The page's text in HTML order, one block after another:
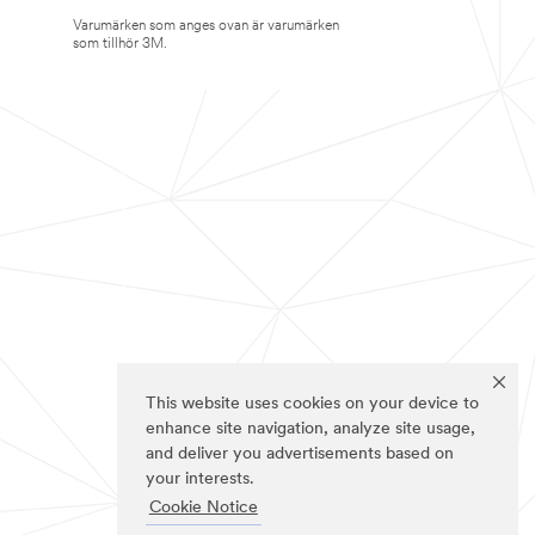
This website uses cookies on your device to
enhance site navigation, analyze site usage,
and deliver you advertisements based on
your interests.
Cookie Notice
Varumärken som anges ovan är varumärken
som tillhör 3M.